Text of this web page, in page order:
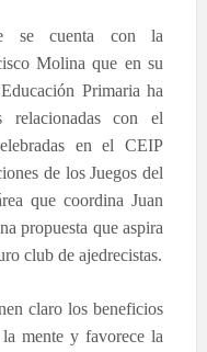
se cuenta con la
Molina que en su
Primaria ha
relacionadas con el
en el CEIP
de los Juegos del
que coordina Juan
propuesta que aspira
club de ajedrecistas.
claro los beneficios
mente y favorece la